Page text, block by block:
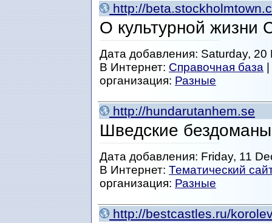
http://
О культурной жизни
Дата добавления: Saturday,
В Интернет: Справочная база
организация: Разные
http://hundarutanhem.se
Шведские
Дата добавления: Friday, 11
В Интернет: Тематический
организация: Разные
http://bestcastles.ru/